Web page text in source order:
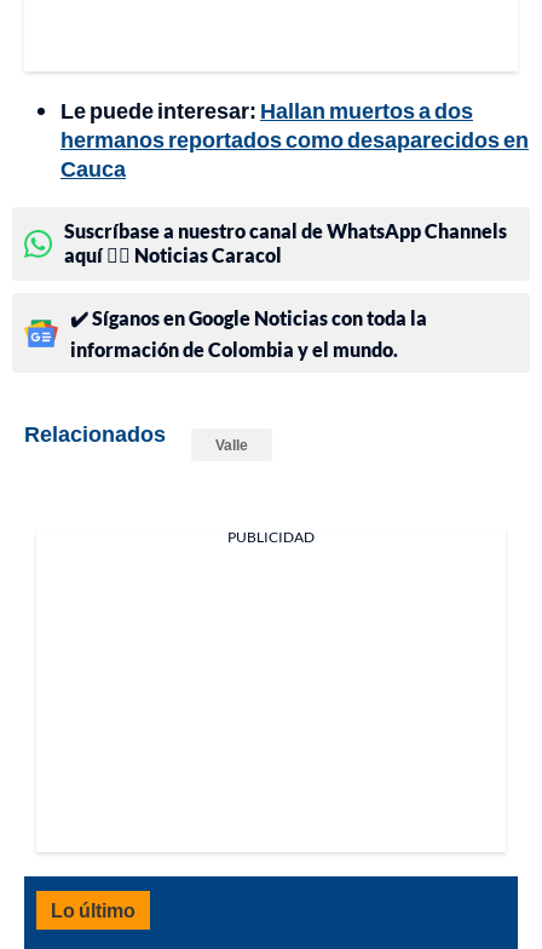
Le puede interesar: Hallan muertos a dos
hermanos reportados como desaparecidos en
Cauca
Suscríbase a nuestro canal de WhatsApp Channels
aquí 👉🏻 Noticias Caracol
✔️ Síganos en Google Noticias con toda la
información de Colombia y el mundo.
Relacionados Valle
PUBLICIDAD
Lo último